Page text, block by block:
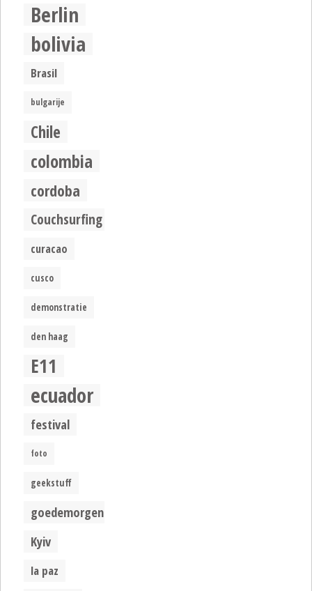
Berlin
bolivia
Brasil
bulgarije
Chile
colombia
cordoba
Couchsurfing
curacao
cusco
demonstratie
den haag
E11
ecuador
festival
foto
geekstuff
goedemorgen
Kyiv
la paz